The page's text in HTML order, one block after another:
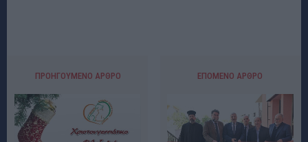
ΠΡΟΗΓΟΎΜΕΝΟ ΆΡΘΡΟ ΕΠΌΜΕΝΟ ΆΡΘΡΟ